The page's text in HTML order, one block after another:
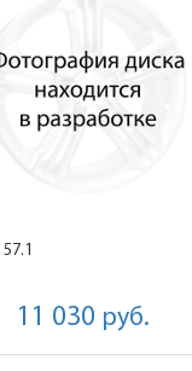
57.1
11 030 руб.